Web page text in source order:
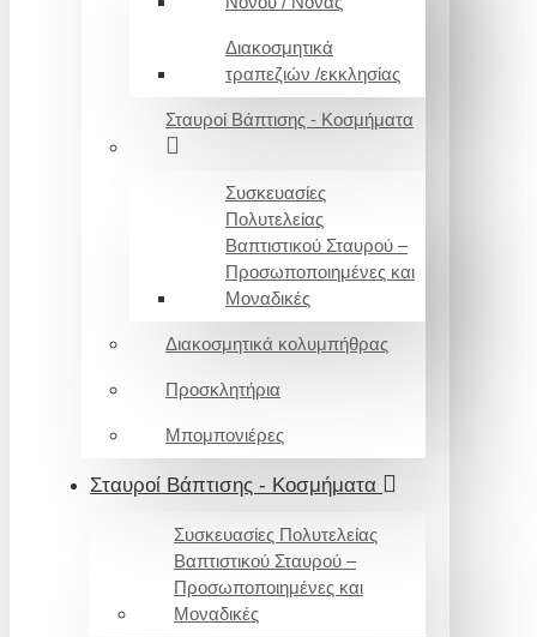
Διακοσμητικά
τραπεζιών /εκκλησίας
Σταυροί Βάπτισης - Κοσμήματα
Συσκευασίες
Πολυτελείας
Βαπτιστικού Σταυρού –
Προσωποποιημένες και
Μοναδικές
Διακοσμητικά κολυμπήθρας
Προσκλητήρια
Μπομπονιέρες
Σταυροί Βάπτισης - Κοσμήματα
Συσκευασίες Πολυτελείας
Βαπτιστικού Σταυρού –
Προσωποποιημένες και
Μοναδικές